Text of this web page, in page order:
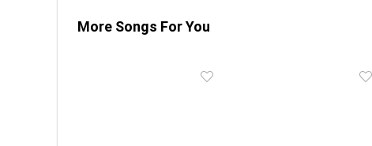
More Songs For You